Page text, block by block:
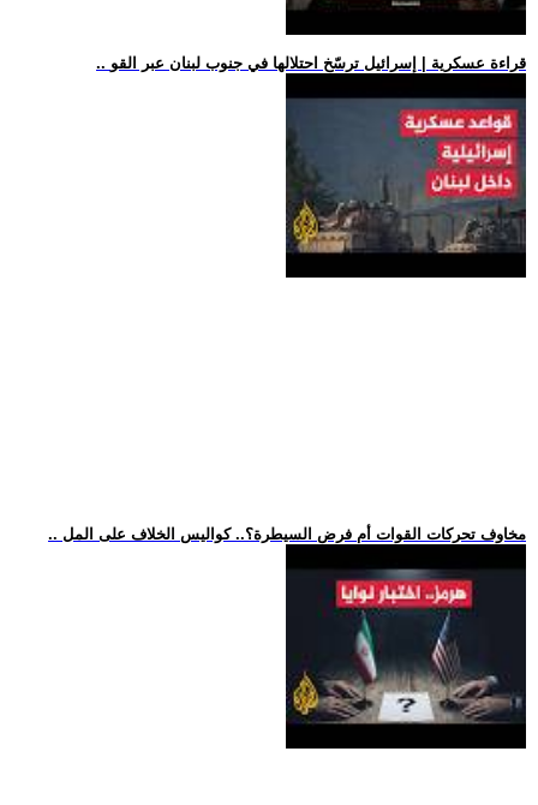
.. قراءة عسكرية | إسرائيل ترسّخ احتلالها في جنوب لبنان عبر القو
.. مخاوف تحركات القوات أم فرض السيطرة؟.. كواليس الخلاف على المل